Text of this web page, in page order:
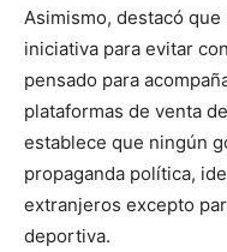
Asimismo, destacó
iniciativa para evitar
pensado para
plataformas de venta
establece que ningún
propaganda política,
extranjeros excepto
deportiva.